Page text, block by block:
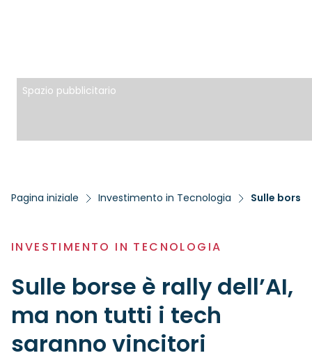
Spazio pubblicitario
Pagina iniziale Investimento in Tecnologia Sulle borse
INVESTIMENTO IN TECNOLOGIA
Sulle borse è rally dell’AI,
ma non tutti i tech
saranno vincitori